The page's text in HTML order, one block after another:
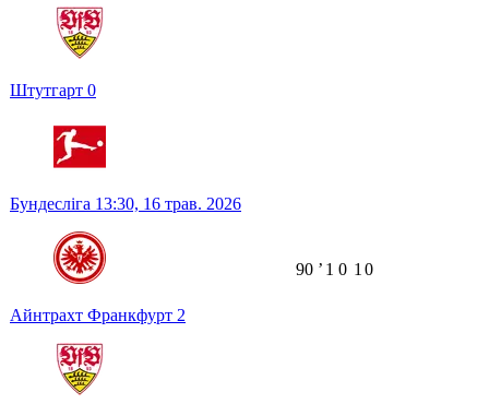
Штутгарт 0
Бундесліга 13:30, 16 трав. 2026
Айнтрахт Франкфурт 2
90 ʼ 1 0 1 0